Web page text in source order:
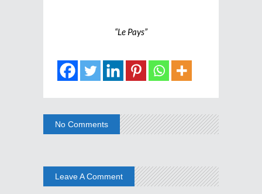
“Le Pays”
No Comments
Leave A Comment